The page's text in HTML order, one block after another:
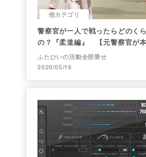
他カテゴリ
警察官が一人で戦ったらどのく
の？『柔道編』 【元警察官が本
ふたひいの活動全部乗せ
2020/05/16